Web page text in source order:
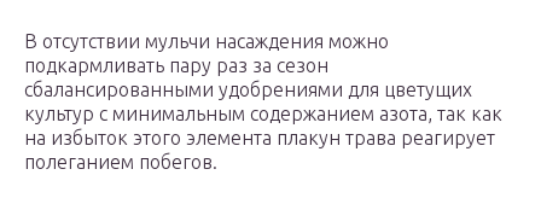
В отсутствии мульчи насаждения можно
подкармливать пару раз за сезон
сбалансированными удобрениями для цветущих
культур с минимальным содержанием азота, так как
на избыток этого элемента плакун трава реагирует
полеганием побегов.